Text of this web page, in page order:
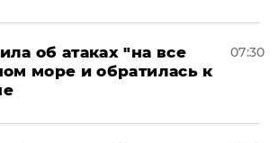
об атаках "на все
море и обратилась к
07:30